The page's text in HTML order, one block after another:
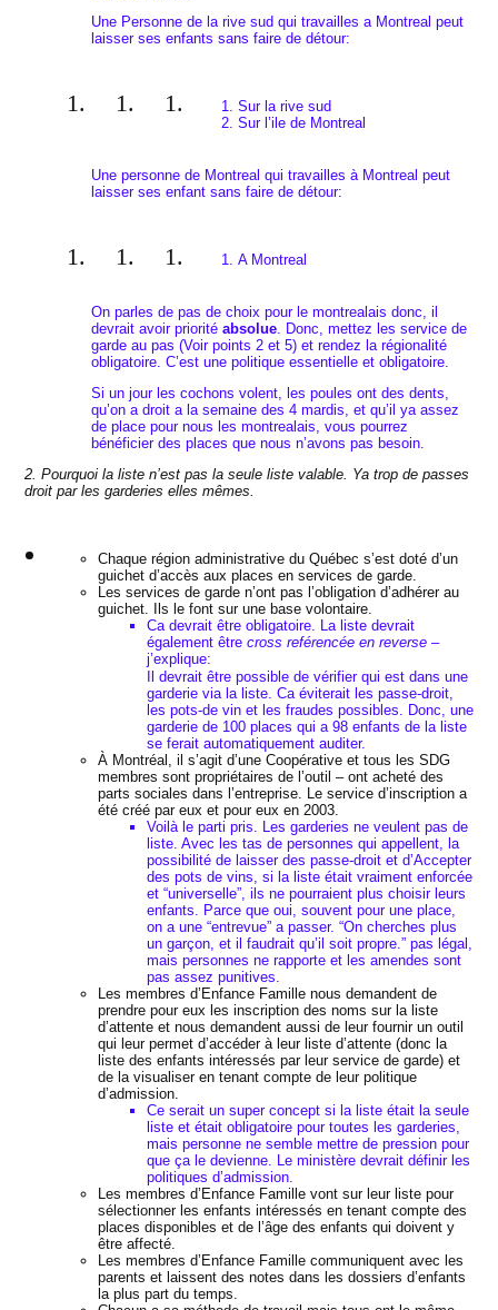
Une Personne de la rive sud qui travailles a Montreal peut
laisser ses enfants sans faire de détour:
Sur la rive sud
Sur l’ile de Montreal
Une personne de Montreal qui travailles à Montreal peut
laisser ses enfant sans faire de détour:
A Montreal
On parles de pas de choix pour le montrealais donc, il
devrait avoir priorité absolue. Donc, mettez les service de
garde au pas (Voir points 2 et 5) et rendez la régionalité
obligatoire. C’est une politique essentielle et obligatoire.
Si un jour les cochons volent, les poules ont des dents,
qu’on a droit a la semaine des 4 mardis, et qu’il ya assez
de place pour nous les montrealais, vous pourrez
bénéficier des places que nous n’avons pas besoin.
2. Pourquoi la liste n’est pas la seule liste valable. Ya trop de passes
droit par les garderies elles mêmes.
Chaque région administrative du Québec s’est doté d’un
guichet d’accès aux places en services de garde.
Les services de garde n’ont pas l’obligation d’adhérer au
guichet. Ils le font sur une base volontaire.
Ca devrait être obligatoire. La liste devrait
également être cross reférencée en reverse –
j’explique:
Il devrait être possible de vérifier qui est dans une
garderie via la liste. Ca éviterait les passe-droit,
les pots-de vin et les fraudes possibles. Donc, une
garderie de 100 places qui a 98 enfants de la liste
se ferait automatiquement auditer.
À Montréal, il s’agit d’une Coopérative et tous les SDG
membres sont propriétaires de l’outil – ont acheté des
parts sociales dans l’entreprise. Le service d’inscription a
été créé par eux et pour eux en 2003.
Voilà le parti pris. Les garderies ne veulent pas de
liste. Avec les tas de personnes qui appellent, la
possibilité de laisser des passe-droit et d’Accepter
des pots de vins, si la liste était vraiment enforcée
et “universelle”, ils ne pourraient plus choisir leurs
enfants. Parce que oui, souvent pour une place,
on a une “entrevue” a passer. “On cherches plus
un garçon, et il faudrait qu’il soit propre.” pas légal,
mais personnes ne rapporte et les amendes sont
pas assez punitives.
Les membres d’Enfance Famille nous demandent de
prendre pour eux les inscription des noms sur la liste
d’attente et nous demandent aussi de leur fournir un outil
qui leur permet d’accéder à leur liste d’attente (donc la
liste des enfants intéressés par leur service de garde) et
de la visualiser en tenant compte de leur politique
d’admission.
Ce serait un super concept si la liste était la seule
liste et était obligatoire pour toutes les garderies,
mais personne ne semble mettre de pression pour
que ça le devienne. Le ministère devrait définir les
politiques d’admission.
Les membres d’Enfance Famille vont sur leur liste pour
sélectionner les enfants intéressés en tenant compte des
places disponibles et de l’âge des enfants qui doivent y
être affecté.
Les membres d’Enfance Famille communiquent avec les
parents et laissent des notes dans les dossiers d’enfants
la plus part du temps.